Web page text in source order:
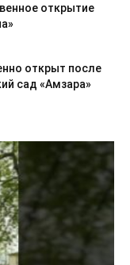
открытие
открыт после
сад «Амзара»